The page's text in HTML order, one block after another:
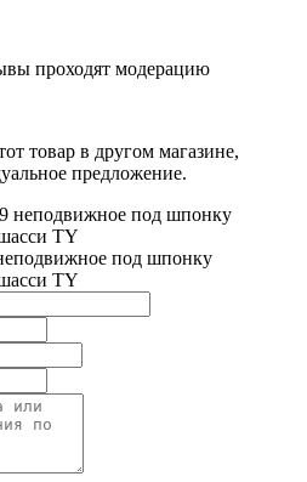
проходят модерацию
товар в другом магазине,
предложение.
под шпонку
TY